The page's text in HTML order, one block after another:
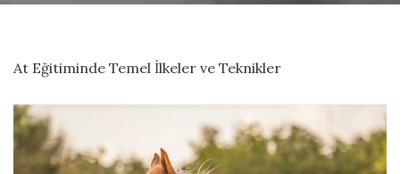
At Eğitiminde Temel İlkeler ve Teknikler